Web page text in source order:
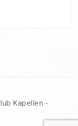
Kapellen -